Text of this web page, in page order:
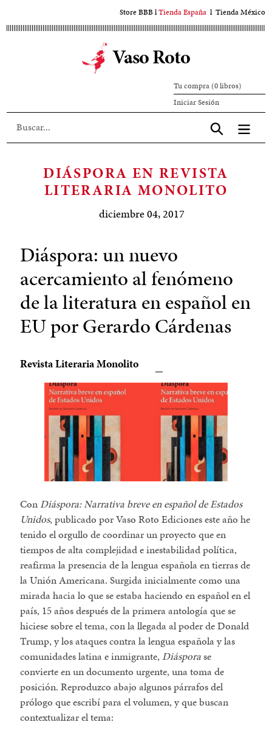
al
Store BBBlTienda España l Tienda México
Vaso Roto
Tu compra (0 libros)
Iniciar SesiónIniciar
sesión
Aceptar
DIÁSPORA EN REVISTA
LITERARIA MONOLITO
diciembre 04, 2017
Diáspora: un nuevo
acercamiento al fenómeno
de la literatura en español en
EU por Gerardo Cárdenas
Revista Literaria Monolito
ConDiáspora: Narrativa breve en español de Estados
Unidos, publicado por Vaso Roto Ediciones este año he
tenido el orgullo de coordinar un proyecto que en
tiempos de alta complejidad e inestabilidad política,
reafirma la presencia de la lengua española en tierras de
la Unión Americana. Surgida inicialmente como una
mirada hacia lo que se estaba haciendo en español en el
país, 15 años después de la primera antología que se
hiciese sobre el tema, con la llegada al poder de Donald
Trump, y los ataques contra la lengua española y las
comunidades latina e inmigrante,Diásporase
convierte en un documento urgente, una toma de
posición. Reproduzco abajo algunos párrafos del
prólogo que escribí para el volumen, y que buscan
contextualizar el tema: